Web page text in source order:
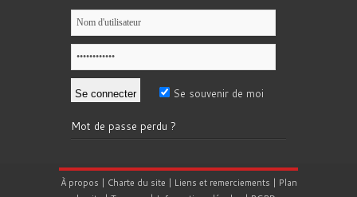
Se souvenir de moi
Mot de passe perdu ?
À propos | Charte du site | Liens et remerciements | Plan